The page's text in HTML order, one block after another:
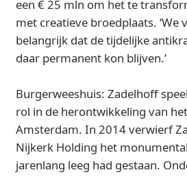
een € 25 mln om het te
met creatieve broedplaats. ‘We
belangrijk dat de tijdelijke
daar permanent kon blijven.’
Burgerweeshuis: Zadelhoff
rol in de herontwikkeling van
Amsterdam. In 2014 verwierf
Nijkerk Holding het
jarenlang leeg had gestaan.